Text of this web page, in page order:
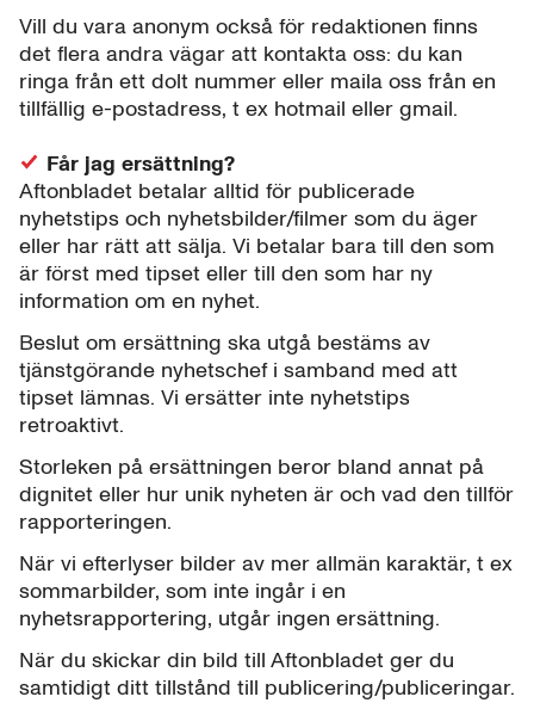
Vill du vara anonym också för redaktionen finns
det flera andra vägar att kontakta oss: du kan
ringa från ett dolt nummer eller maila oss från en
tillfällig e-postadress, t ex hotmail eller gmail.
Får jag ersättning?
Aftonbladet betalar alltid för publicerade
nyhetstips och nyhetsbilder/filmer som du äger
eller har rätt att sälja. Vi betalar bara till den som
är först med tipset eller till den som har ny
information om en nyhet.
Beslut om ersättning ska utgå bestäms av
tjänstgörande nyhetschef i samband med att
tipset lämnas. Vi ersätter inte nyhetstips
retroaktivt.
Storleken på ersättningen beror bland annat på
dignitet eller hur unik nyheten är och vad den tillför
rapporteringen.
När vi efterlyser bilder av mer allmän karaktär, t ex
sommarbilder, som inte ingår i en
nyhetsrapportering, utgår ingen ersättning.
När du skickar din bild till Aftonbladet ger du
samtidigt ditt tillstånd till publicering/publiceringar.